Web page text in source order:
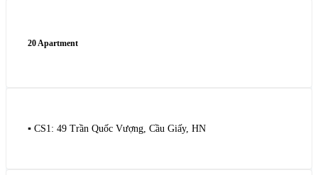
20 Apartment
▪️ CS1: 49 Trần Quốc Vượng, Cầu Giấy, HN